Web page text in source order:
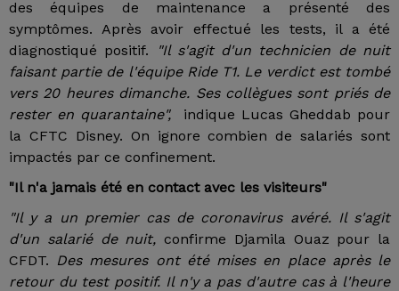
des équipes de maintenance a présenté des
symptômes. Après avoir effectué les tests, il a été
diagnostiqué positif.
"Il s'agit d'un technicien de nuit
faisant partie de l'équipe Ride T1. Le verdict est tombé
vers 20 heures dimanche. Ses collègues sont priés de
rester en quarantaine", indique Lucas Gheddab pour
la CFTC Disney. On ignore combien de salariés sont
impactés par ce confinement.
"Il n'a jamais été en contact avec les visiteurs"
"Il y a un premier cas de coronavirus avéré. Il s'agit
d'un salarié de nuit, confirme Djamila Ouaz pour la
CFDT. Des mesures ont été mises en place après le
retour du test positif. Il n'y a pas d'autre cas à l'heure